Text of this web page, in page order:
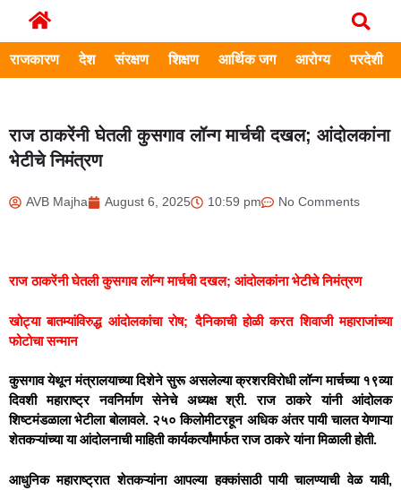
राजकारण देश संरक्षण शिक्षण आर्थिक जग आरोग्य परदेशी
राज ठाकरेंनी घेतली कुसगाव लॉन्ग मार्चची दखल; आंदोलकांना
भेटीचे निमंत्रण
AVB Majha August 6, 2025 10:59 pm No Comments
राज ठाकरेंनी घेतली कुसगाव लॉन्ग मार्चची दखल; आंदोलकांना भेटीचे निमंत्रण
खोट्या बातम्यांविरुद्ध आंदोलकांचा रोष; दैनिकाची होळी करत शिवाजी महाराजांच्या
फोटोचा सन्मान
कुसगाव येथून मंत्रालयाच्या दिशेने सुरू असलेल्या क्रशरविरोधी लॉन्ग मार्चच्या १९व्या
दिवशी महाराष्ट्र नवनिर्माण सेनेचे अध्यक्ष श्री. राज ठाकरे यांनी आंदोलक
शिष्टमंडळाला भेटीला बोलावले. २५० किलोमीटरहून अधिक अंतर पायी चालत येणाऱ्या
शेतकऱ्यांच्या या आंदोलनाची माहिती कार्यकर्त्यांमार्फत राज ठाकरे यांना मिळाली होती.
आधुनिक महाराष्ट्रात शेतकऱ्यांना आपल्या हक्कांसाठी पायी चालण्याची वेळ यावी,